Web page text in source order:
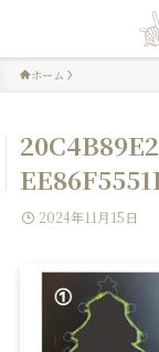
ホーム
2024年11月15日